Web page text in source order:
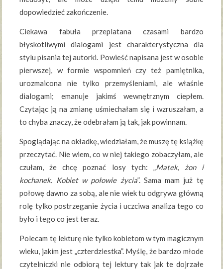
dopowiedzieć zakończenie.
Ciekawa fabuła przeplatana czasami bardzo
błyskotliwymi dialogami jest charakterystyczna dla
stylu pisania tej autorki. Powieść napisana jest w osobie
pierwszej, w formie wspomnień czy też pamiętnika,
urozmaicona nie tylko przemyśleniami, ale właśnie
dialogami; emanuje jakimś wewnętrznym ciepłem.
Czytając ją na zmianę uśmiechałam się i wzruszałam, a
to chyba znaczy, że odebrałam ją tak, jak powinnam.
Spoglądając na okładkę, wiedziałam, że muszę tę książkę
przeczytać. Nie wiem, co w niej takiego zobaczyłam, ale
czułam, że chcę poznać losy tych: „Matek, żon i
kochanek. Kobiet w połowie życia”. Sama mam już tę
połowę dawno za sobą, ale nie wiek tu odgrywa główną
rolę tylko postrzeganie życia i uczciwa analiza tego co
było i tego co jest teraz.
Polecam tę lekturę nie tylko kobietom w tym magicznym
wieku, jakim jest „czterdziestka”. Myślę, że bardzo młode
czytelniczki nie odbiorą tej lektury tak jak te dojrzałe